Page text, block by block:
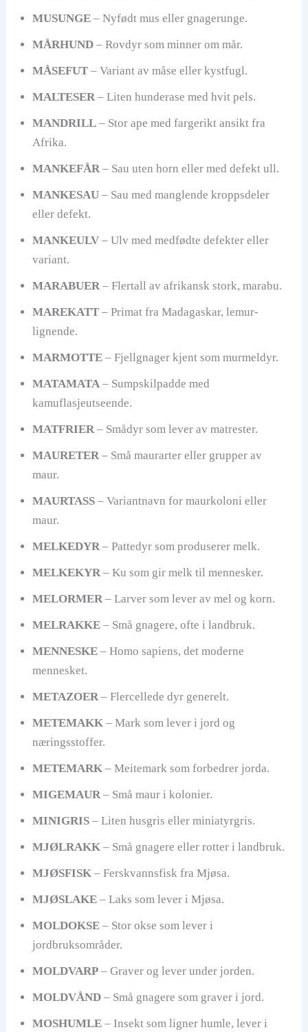
MUSUNGE– Nyfødt mus eller gnagerunge.
MÅRHUND– Rovdyr som minner om mår.
MÅSEFUT– Variant av måse eller kystfugl.
MALTESER– Liten hunderase med hvit pels.
MANDRILL– Stor ape med fargerikt ansikt fra
Afrika.
MANKEFÅR– Sau uten horn eller med defekt ull.
MANKESAU– Sau med manglende kroppsdeler
eller defekt.
MANKEULV– Ulv med medfødte defekter eller
variant.
MARABUER– Flertall av afrikansk stork, marabu.
MAREKATT– Primat fra Madagaskar, lemur-
lignende.
MARMOTTE– Fjellgnager kjent som murmeldyr.
MATAMATA– Sumpskilpadde med
kamuflasjeutseende.
MATFRIER– Smådyr som lever av matrester.
MAURETER– Små maurarter eller grupper av
maur.
MAURTASS– Variantnavn for maurkoloni eller
maur.
MELKEDYR– Pattedyr som produserer melk.
MELKEKYR– Ku som gir melk til mennesker.
MELORMER– Larver som lever av mel og korn.
MELRAKKE– Små gnagere, ofte i landbruk.
MENNESKE– Homo sapiens, det moderne
mennesket.
METAZOER– Flercellede dyr generelt.
METEMAKK– Mark som lever i jord og
næringsstoffer.
METEMARK– Meitemark som forbedrer jorda.
MIGEMAUR– Små maur i kolonier.
MINIGRIS– Liten husgris eller miniatyrgris.
MJØLRAKK– Små gnagere eller rotter i landbruk.
MJØSFISK– Ferskvannsfisk fra Mjøsa.
MJØSLAKE– Laks som lever i Mjøsa.
MOLDOKSE– Stor okse som lever i
jordbruksområder.
MOLDVARP– Graver og lever under jorden.
MOLDVÅND– Små gnagere som graver i jord.
MOSHUMLE– Insekt som ligner humle, lever i